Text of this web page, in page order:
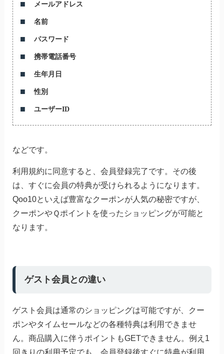
メールアドレス
名前
パスワード
携帯電話番号
生年月日
性別
ユーザーID
などです。
利用規約に同意すると、会員登録完了です。その後
は、すぐに会員の特典が受けられるようになります。
Qoo10といえば豊富なクーポンが人気の秘密ですが、
クーポンやＱポイントを使ったショッピングが可能と
なります。
ゲスト会員との違い
ゲスト会員は通常のショッピングは可能ですが、クー
ポンやタイムセールなどの各種特典は利用できませ
ん。商品購入に伴うポイントもGETできません。例え1